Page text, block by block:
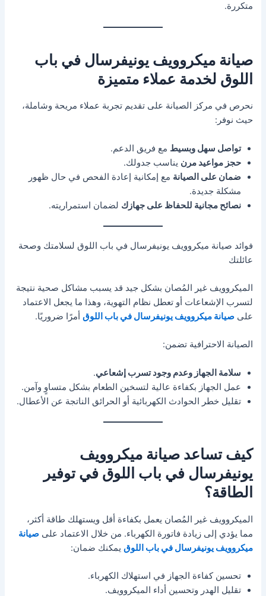
متكررة.
صيانة ميكروويف يونيفرسال في باب
اللوق لخدمة عملاء متميزة
نحرص في مركز الصيانة على تقديم تجربة عملاء مريحة وشاملة،
حيث نوفر:
تواصل سهل وبسيط مع فريق الدعم.
حجز مواعيد مرن يناسب جدولك.
ضمان على الصيانة مع إمكانية إعادة الفحص في حال ظهور
مشكلة جديدة.
نصائح مجانية للحفاظ على جهازك لضمان استمراريته.
فوائد صيانة ميكروويف يونيفرسال في باب اللوق لسلامتك وصحة
عائلتك
الميكروويف غير المُصان بشكل جيد قد يسبب مشاكل صحية نتيجة
لتسرب الإشعاعات أو تعطل نظام التهوية، وهذا ما يجعل الاعتماد
علىصيانة ميكروويف يونيفرسال في باب اللوق أمرًا ضروريًا.
الصيانة الاحترافية تضمن:
سلامة الجهاز وعدم وجود تسرب إشعاعي.
عمل الجهاز بكفاءة عالية لتسخين الطعام بشكل متساوٍ وآمن.
تقليل خطر الحوادث الكهربائية أو الحرائق الناتجة عن الأعطال.
كيف تساعد صيانة ميكروويف
يونيفرسال في باب اللوق في توفير
الطاقة؟
الميكروويف غير المُصان يعمل بكفاءة أقل ويستهلك طاقة أكثر،
مما يؤدي إلى زيادة فاتورة الكهرباء. من خلال الاعتماد علىصيانة
ميكروويف يونيفرسال في باب اللوق يمكنك ضمان:
تحسين كفاءة الجهاز في استهلاك الكهرباء.
تقليل الهدر وتحسين أداء الميكروويف.